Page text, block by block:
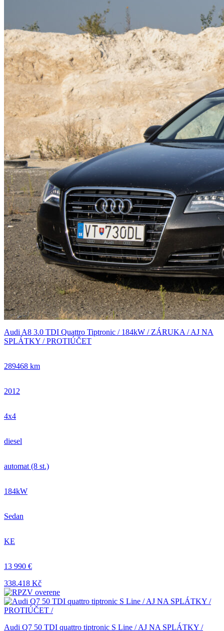
Audi A8 3.0 TDI Quattro Tiptronic / 184kW / ZÁRUKA / AJ NA
SPLÁTKY / PROTIÚČET
289468 km
2012
4x4
diesel
automat (8 st.)
184kW
Sedan
KE
13 990 €
338.418 Kč
Audi Q7 50 TDI quattro tiptronic S Line / AJ NA SPLÁTKY /